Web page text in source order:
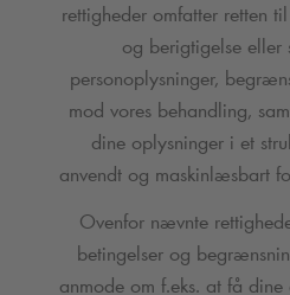
rettigheder omfatter retten
og berigtigelse eller
personoplysninger,
mod vores behandling,
dine oplysninger i et
anvendt og maskinlæsbart
Ovenfor nævnte
betingelser og
anmode om f.eks. at få